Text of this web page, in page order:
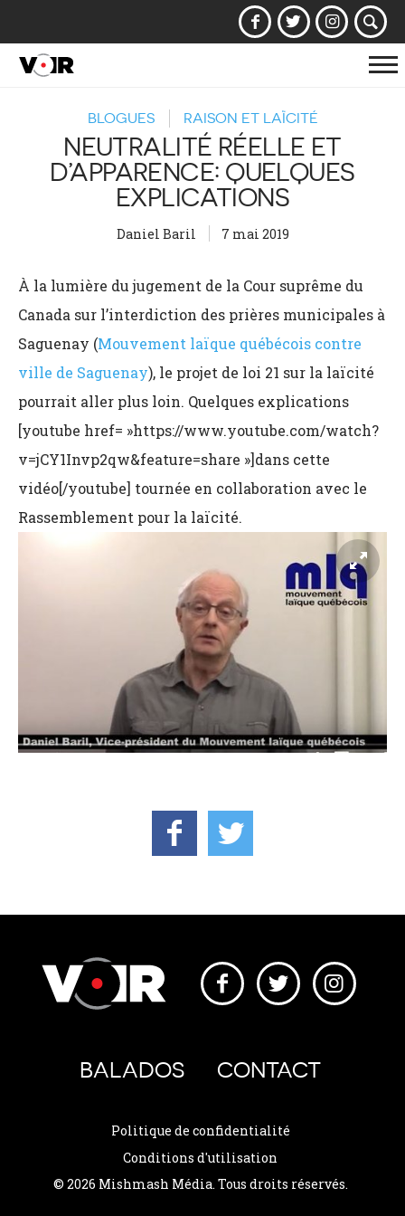
BLOGUES RAISON ET LAÏCITÉ
NEUTRALITÉ RÉELLE ET
D’APPARENCE: QUELQUES
EXPLICATIONS
Daniel Baril 7 mai 2019
À la lumière du jugement de la Cour suprême du
Canada sur l’interdiction des prières municipales à
Saguenay (Mouvement laïque québécois contre
ville de Saguenay), le projet de loi 21 sur la laïcité
pourrait aller plus loin. Quelques explications
[youtube href= »https://www.youtube.com/watch?
v=jCY1Invp2qw&feature=share »]dans cette
vidéo[/youtube] tournée en collaboration avec le
Rassemblement pour la laïcité.
BALADOS CONTACT
Politique de confidentialité
Conditions d'utilisation
© 2026 Mishmash Média. Tous droits réservés.